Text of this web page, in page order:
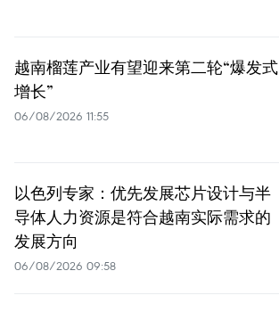
越南榴莲产业有望迎来第二轮“爆发式
增长”
06/08/2026 11:55
以色列专家：优先发展芯片设计与半
导体人力资源是符合越南实际需求的
发展方向
06/08/2026 09:58